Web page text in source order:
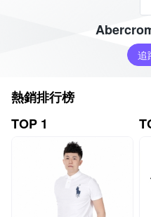
追
熱銷排行榜
TOP 1